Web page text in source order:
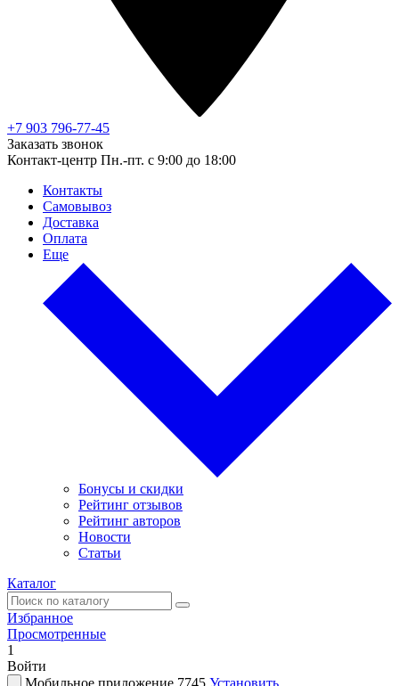
+7 903 796-77-45
Заказать звонок
Контакт-центр Пн.-пт. с 9:00 до 18:00
Контакты
Самовывоз
Доставка
Оплата
Еще
Бонусы и скидки
Рейтинг отзывов
Рейтинг авторов
Новости
Статьи
Каталог
Избранное
Просмотренные
1
Войти